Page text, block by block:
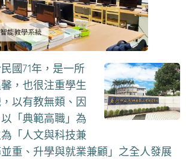
國71年，是一所
，也很注重學生
以有教無類、因
「典範高職」為
「人文與科技兼
重、升學與就業兼顧」之全人發展